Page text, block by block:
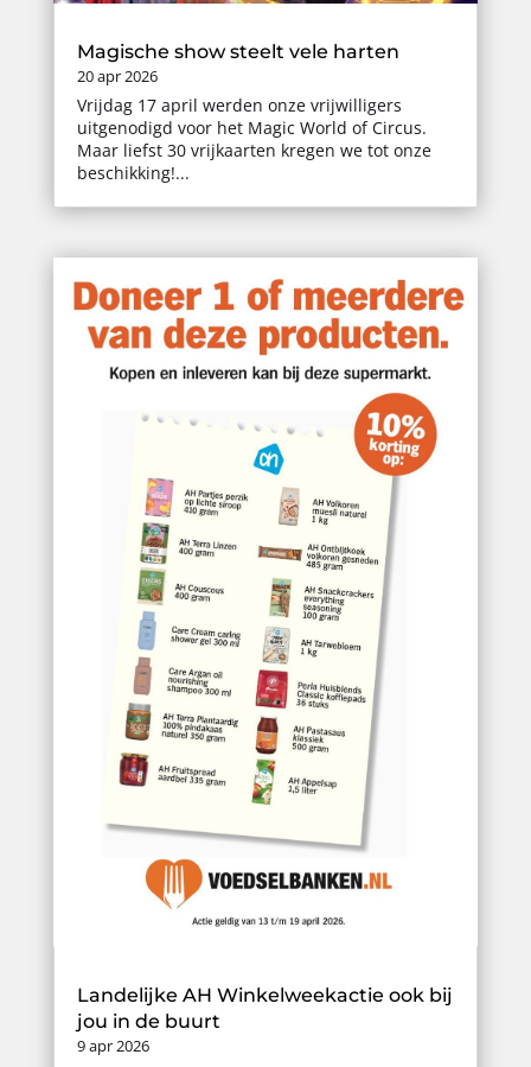
Magische show steelt vele harten
20 apr 2026
Vrijdag 17 april werden onze vrijwilligers
uitgenodigd voor het Magic World of Circus.
Maar liefst 30 vrijkaarten kregen we tot onze
beschikking!...
Landelijke AH Winkelweekactie ook bij
jou in de buurt
9 apr 2026